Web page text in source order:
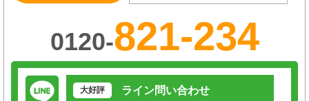
0120-821-234
大好評 ライン問い合わせ